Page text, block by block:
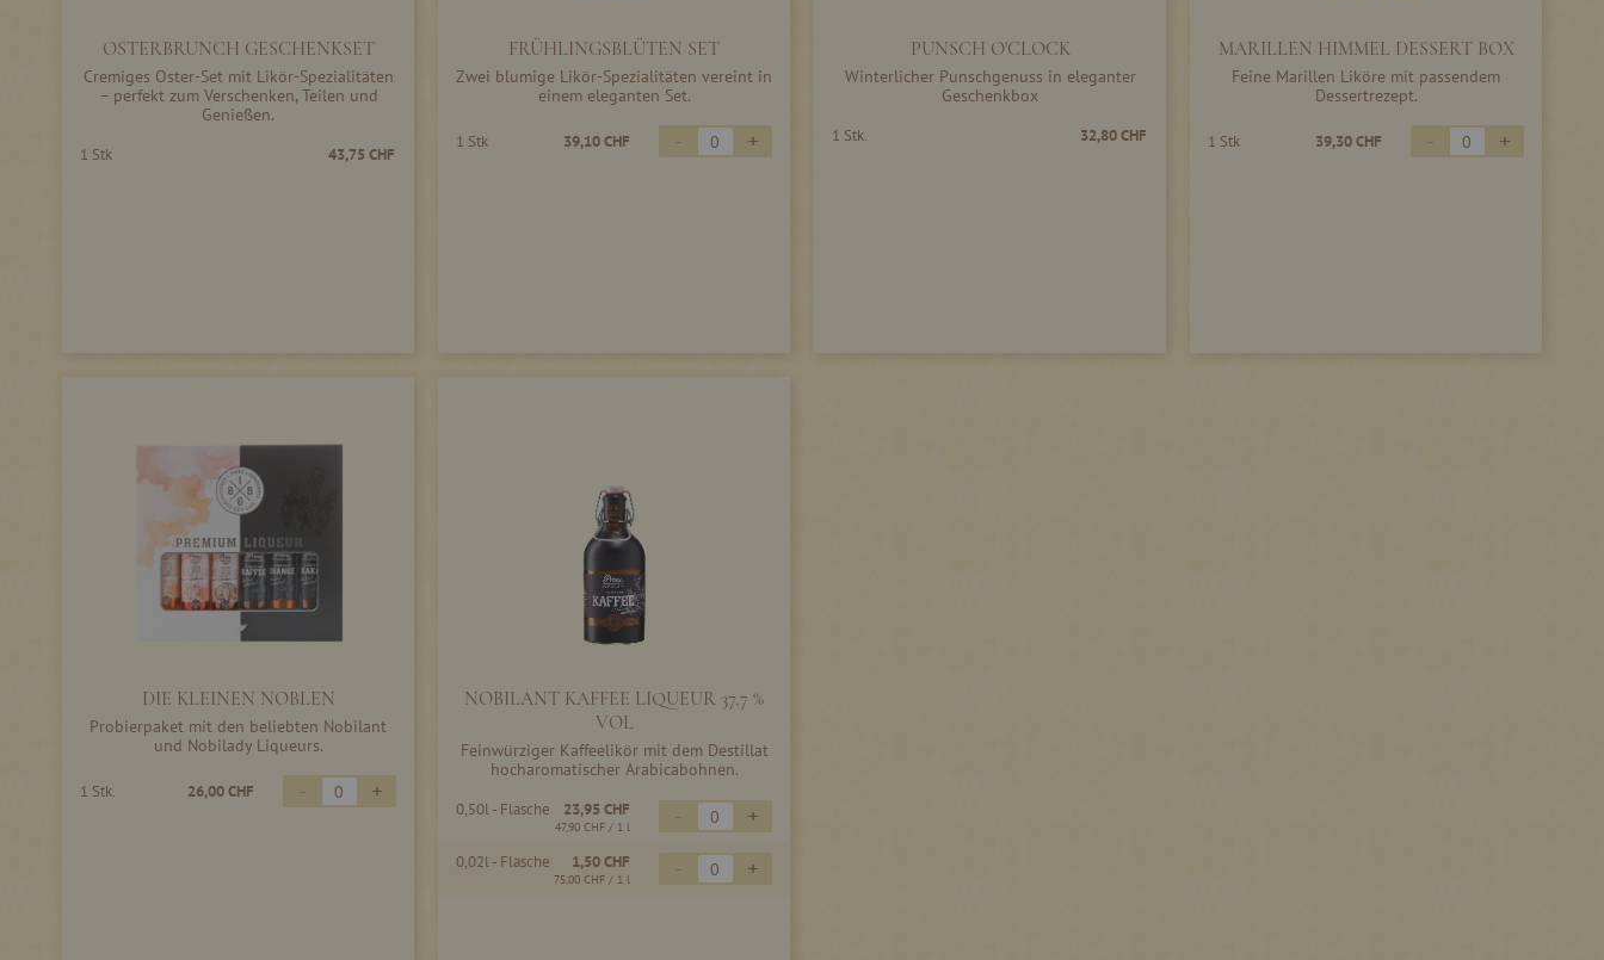
OSTERBRUNCH GESCHENKSET
Cremiges Oster-Set mit Likör-Spezialitäten
– perfekt zum Verschenken, Teilen und
Genießen.
1 Stk 43,75 CHF
FRÜHLINGSBLÜTEN SET
Zwei blumige Likör-Spezialitäten vereint in
einem eleganten Set.
1 Stk 39,10 CHF - +
PUNSCH O'CLOCK
Winterlicher Punschgenuss in eleganter
Geschenkbox
1 Stk. 32,80 CHF
MARILLEN HIMMEL DESSERT BOX
Feine Marillen Liköre mit passendem
Dessertrezept.
1 Stk 39,30 CHF - +
DIE KLEINEN NOBLEN
Probierpaket mit den beliebten Nobilant
und Nobilady Liqueurs.
1 Stk. 26,00 CHF - +
NOBILANT KAFFEE LIQUEUR 37,7 %
VOL
Feinwürziger Kaffeelikör mit dem Destillat
hocharomatischer Arabicabohnen.
0,50l - Flasche 23,95 CHF
47,90 CHF / 1 l - +
0,02l - Flasche 1,50 CHF
75,00 CHF / 1 l - +